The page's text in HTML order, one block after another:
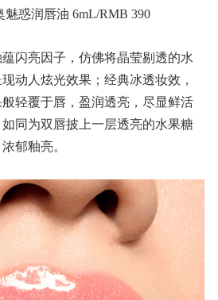
魅惑润唇油 6mL/RMB 390
闪亮因子，仿佛将晶莹剔透的水
动人炫光效果；经典冰透妆效，
轻覆于唇，盈润透亮，尽显鲜活
同为双唇披上一层透亮的水果糖
郁釉亮。